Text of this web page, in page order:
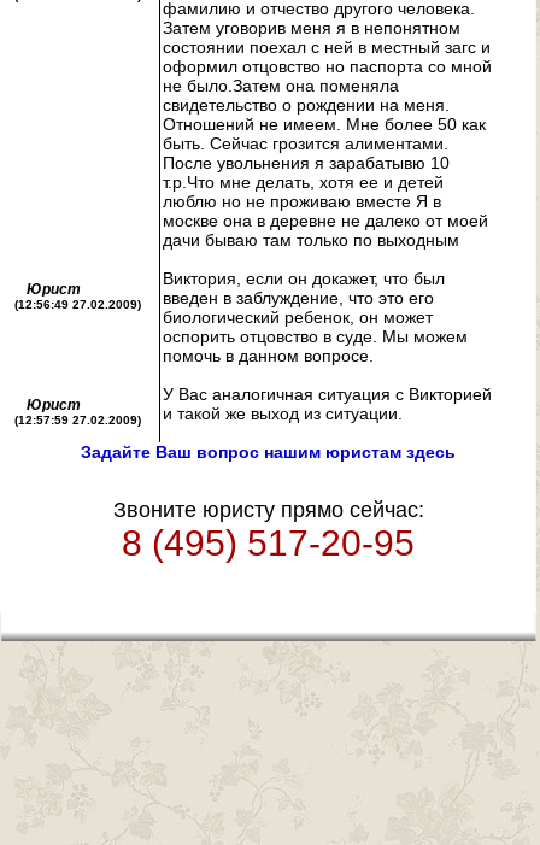
фамилию и отчество другого человека.
Затем уговорив меня я в непонятном
состоянии поехал с ней в местный загс и
оформил отцовство но паспорта со мной
не было.Затем она поменяла
свидетельство о рождении на меня.
Отношений не имеем. Мне более 50 как
быть. Сейчас грозится алиментами.
После увольнения я зарабатывю 10
т.р.Что мне делать, хотя ее и детей
люблю но не проживаю вместе Я в
москве она в деревне не далеко от моей
дачи бываю там только по выходным
Юрист
(12:56:49 27.02.2009)
Виктория, если он докажет, что был
введен в заблуждение, что это его
биологический ребенок, он может
оспорить отцовство в суде. Мы можем
помочь в данном вопросе.
Юрист
(12:57:59 27.02.2009)
У Вас аналогичная ситуация с Викторией
и такой же выход из ситуации.
Задайте Ваш вопрос нашим юристам здесь
Звоните юристу прямо сейчас:
8 (495) 517-20-95